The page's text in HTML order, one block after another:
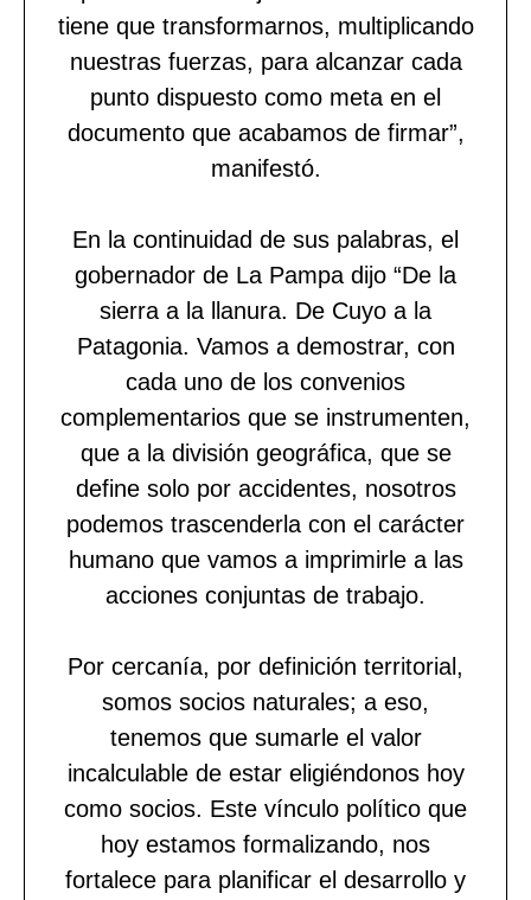
tiene que transformarnos, multiplicando
nuestras fuerzas, para alcanzar cada
punto dispuesto como meta en el
documento que acabamos de firmar”,
manifestó.
En la continuidad de sus palabras, el
gobernador de La Pampa dijo “De la
sierra a la llanura. De Cuyo a la
Patagonia. Vamos a demostrar, con
cada uno de los convenios
complementarios que se instrumenten,
que a la división geográfica, que se
define solo por accidentes, nosotros
podemos trascenderla con el carácter
humano que vamos a imprimirle a las
acciones conjuntas de trabajo.
Por cercanía, por definición territorial,
somos socios naturales; a eso,
tenemos que sumarle el valor
incalculable de estar eligiéndonos hoy
como socios. Este vínculo político que
hoy estamos formalizando, nos
fortalece para planificar el desarrollo y